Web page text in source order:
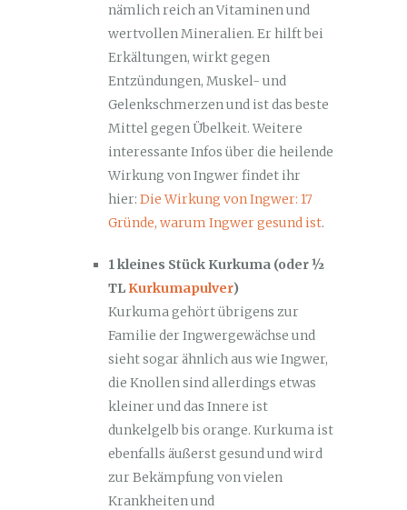
nämlich reich an Vitaminen und
wertvollen Mineralien. Er hilft bei
Erkältungen, wirkt gegen
Entzündungen, Muskel- und
Gelenkschmerzen und ist das beste
Mittel gegen Übelkeit. Weitere
interessante Infos über die heilende
Wirkung von Ingwer findet ihr
hier: Die Wirkung von Ingwer: 17
Gründe, warum Ingwer gesund ist.
1 kleines Stück Kurkuma (oder ½
TL Kurkumapulver)
Kurkuma gehört übrigens zur
Familie der Ingwergewächse und
sieht sogar ähnlich aus wie Ingwer,
die Knollen sind allerdings etwas
kleiner und das Innere ist
dunkelgelb bis orange. Kurkuma ist
ebenfalls äußerst gesund und wird
zur Bekämpfung von vielen
Krankheiten und